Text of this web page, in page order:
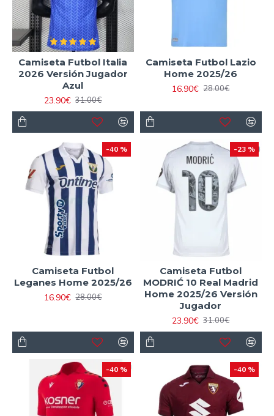
Camiseta Futbol Italia
2026 Versión Jugador
Azul
23.90€ 31.00€
Camiseta Futbol Lazio
Home 2025/26
16.90€ 28.00€
-40 %
Camiseta Futbol
Leganes Home 2025/26
16.90€ 28.00€
-23 %
Camiseta Futbol
MODRIĆ 10 Real Madrid
Home 2025/26 Versión
Jugador
23.90€ 31.00€
-40 % -40 %